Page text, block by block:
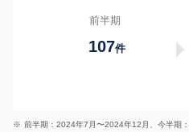
前半期
107件
※ 前半期：2024年7月〜2024年12月、今半期